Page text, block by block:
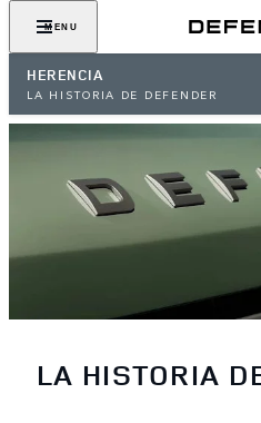
MENU
HERENCIA
LA HISTORIA DE DEFENDER
LA HISTORIA